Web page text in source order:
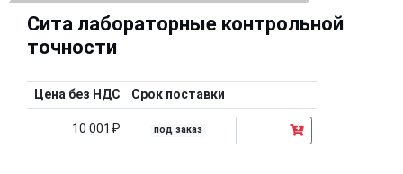
Сита лабораторные контрольной
точности
Цена без НДС Срок поставки
10 001₽ под заказ